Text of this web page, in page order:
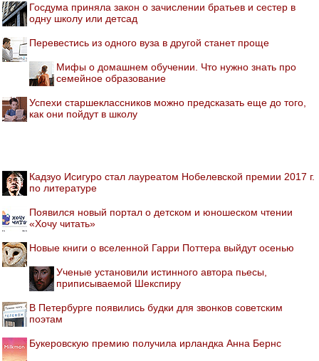
Госдума приняла закон о зачислении братьев и сестер в
одну школу или детсад
Перевестись из одного вуза в другой станет проще
Мифы о домашнем обучении. Что нужно знать про
семейное образование
Успехи старшеклассников можно предсказать еще до того,
как они пойдут в школу
Кадзуо Исигуро стал лауреатом Нобелевской премии 2017 г.
по литературе
Появился новый портал о детском и юношеском чтении
«Хочу читать»
Новые книги о вселенной Гарри Поттера выйдут осенью
Ученые установили истинного автора пьесы,
приписываемой Шекспиру
В Петербурге появились будки для звонков советским
поэтам
Букеровскую премию получила ирландка Анна Бернс